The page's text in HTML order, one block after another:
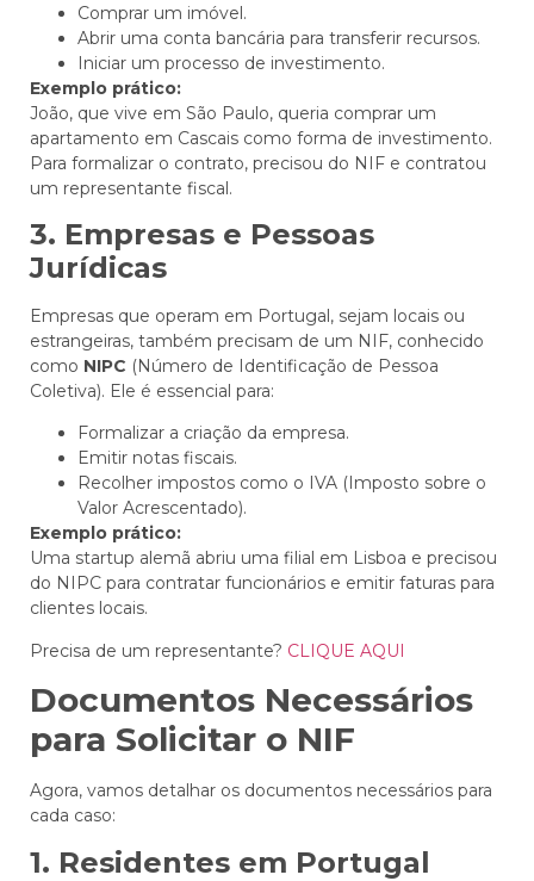
Comprar um imóvel.
Abrir uma conta bancária para transferir recursos.
Iniciar um processo de investimento.
Exemplo prático:
João, que vive em São Paulo, queria comprar um
apartamento em Cascais como forma de investimento.
Para formalizar o contrato, precisou do NIF e contratou
um representante fiscal.
3. Empresas e Pessoas
Jurídicas
Empresas que operam em Portugal, sejam locais ou
estrangeiras, também precisam de um NIF, conhecido
como NIPC (Número de Identificação de Pessoa
Coletiva). Ele é essencial para:
Formalizar a criação da empresa.
Emitir notas fiscais.
Recolher impostos como o IVA (Imposto sobre o
Valor Acrescentado).
Exemplo prático:
Uma startup alemã abriu uma filial em Lisboa e precisou
do NIPC para contratar funcionários e emitir faturas para
clientes locais.
Precisa de um representante? CLIQUE AQUI
Documentos Necessários
para Solicitar o NIF
Agora, vamos detalhar os documentos necessários para
cada caso:
1. Residentes em Portugal